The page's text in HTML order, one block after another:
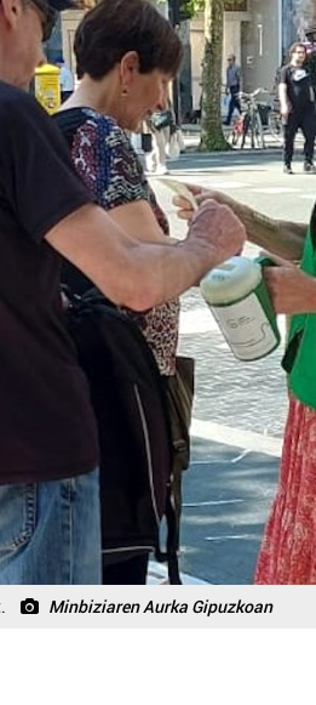
Minbiziaren Aurka Gipuzkoan